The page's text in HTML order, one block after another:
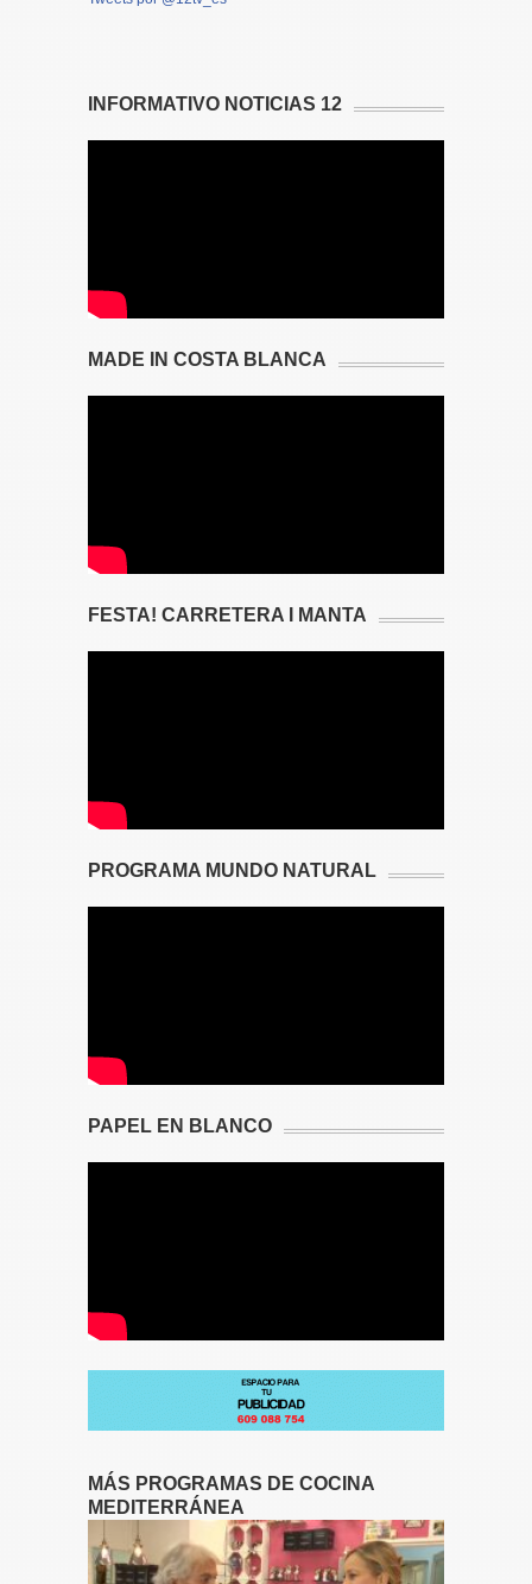
INFORMATIVO NOTICIAS 12
MADE IN COSTA BLANCA
FESTA! CARRETERA I MANTA
PROGRAMA MUNDO NATURAL
PAPEL EN BLANCO
MÁS PROGRAMAS DE COCINA
MEDITERRÁNEA